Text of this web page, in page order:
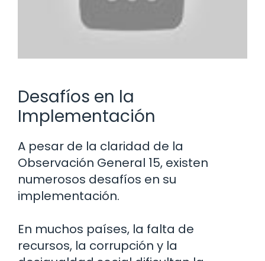
Desafíos en la
Implementación
A pesar de la claridad de la
Observación General 15, existen
numerosos desafíos en su
implementación.
En muchos países, la falta de
recursos, la corrupción y la